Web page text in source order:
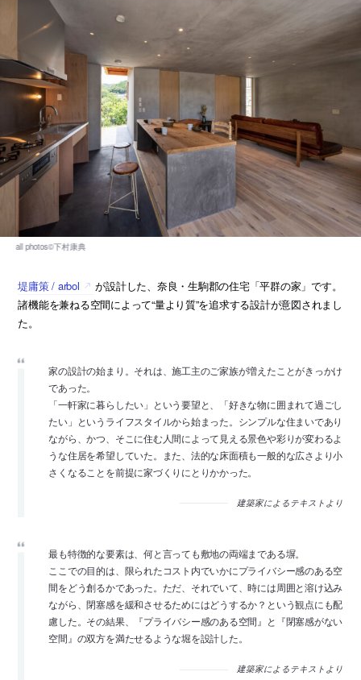
堤庸策 / arbol
が設計した、奈良・生駒郡の住宅「平群の家」です。
諸機能を兼ねる空間によって“量より質”を追求する設計が意図されまし
た。
家の設計の始まり。それは、施工主のご家族が増えたことがきっかけ
であった。
「一軒家に暮らしたい」という要望と、「好きな物に囲まれて過ごし
たい」というライフスタイルから始まった。シンプルな住まいであり
ながら、かつ、そこに住む人間によって見える景色や彩りが変わるよ
うな住居を希望していた。また、法的な床面積も一般的な広さより小
さくなることを前提に家づくりにとりかかった。
建築家によるテキストより
最も特徴的な要素は、何と言っても敷地の両端まである塀。
ここでの目的は、限られたコスト内でいかにプライバシー感のある空
間をどう創るかであった。ただ、それでいて、時には周囲と溶け込み
ながら、閉塞感を緩和させるためにはどうするか？という観点にも配
慮した。その結果、『プライバシー感のある空間』と『閉塞感がない
空間』の双方を満たせるような堀を設計した。
建築家によるテキストより